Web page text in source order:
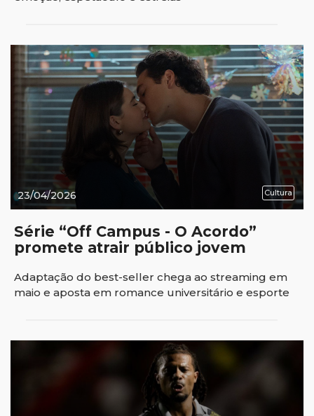
23/04/2026 Cultura
Série “Off Campus - O Acordo”
promete atrair público jovem
Adaptação do best-seller chega ao streaming em
maio e aposta em romance universitário e esporte